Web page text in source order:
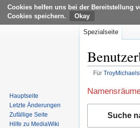
Cookies helfen uns bei der Bereitstellung
Cookies speichern.
Für
Zur
springen
Zur
springenSuche
Spezialseite
Hauptseite
Letzte Änderungen
Zufällige Seite
Hilfe zu MediaWiki